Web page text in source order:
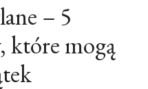
– 5
które mogą